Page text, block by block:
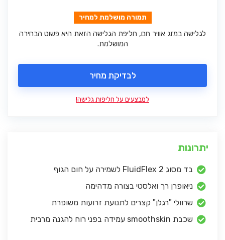
תמורה מושלמת למחיר
לגלישה במזג אוויר חם, חליפת הגלישה הזאת היא פשוט הבחירה
המושלמת.
לבדיקת מחיר
למבצעים על חליפות גלישה!
יתרונות
בד מסוג FluidFlex 2 לשמירה על חום הגוף
ניאופרן רך ואלסטי בצורה מדהימה
שרוולי "רגלן" קצרים לתנועת זרועות משופרת
שכבת smoothskin עמידה בפני רוח להגנה מרבית